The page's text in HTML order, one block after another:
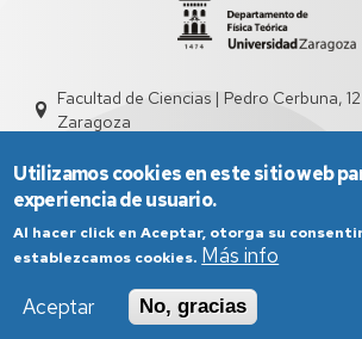
Facultad de Ciencias | Pedro Cerbuna,
Zaragoza
Aviso Legal
Condiciones generales
Política de Privacidad
Utilizamos cookies en este sitio web
experiencia de usuario.
Al hacer click en Aceptar, otorga su
establezcamos cookies. Más info
Aceptar
No, gracias